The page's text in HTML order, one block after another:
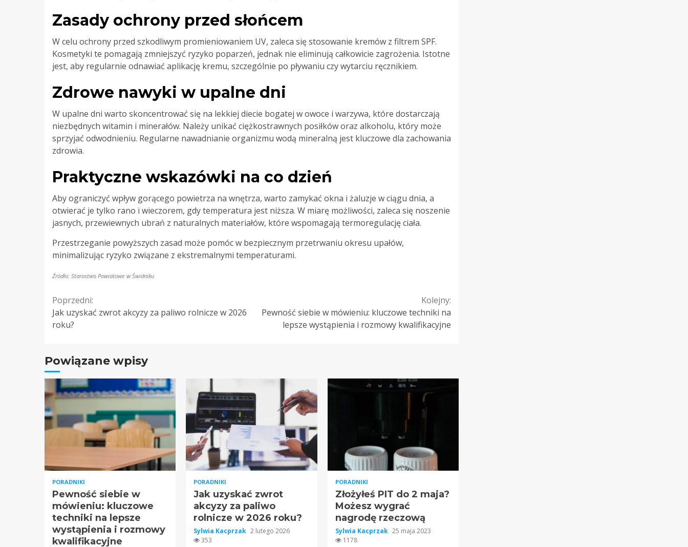
Zasady ochrony przed słońcem
W celu ochrony przed szkodliwym promieniowaniem UV, zaleca się stosowanie kremów z filtrem SPF.
Kosmetyki te pomagają zmniejszyć ryzyko poparzeń, jednak nie eliminują całkowicie zagrożenia. Istotne
jest, aby regularnie odnawiać aplikację kremu, szczególnie po pływaniu czy wytarciu ręcznikiem.
Zdrowe nawyki w upalne dni
W upalne dni warto skoncentrować się na lekkiej diecie bogatej w owoce i warzywa, które dostarczają
niezbędnych witamin i minerałów. Należy unikać ciężkostrawnych posiłków oraz alkoholu, który może
sprzyjać odwodnieniu. Regularne nawadnianie organizmu wodą mineralną jest kluczowe dla zachowania
zdrowia.
Praktyczne wskazówki na co dzień
Aby ograniczyć wpływ gorącego powietrza na wnętrza, warto zamykać okna i żaluzje w ciągu dnia, a
otwierać je tylko rano i wieczorem, gdy temperatura jest niższa. W miarę możliwości, zaleca się noszenie
jasnych, przewiewnych ubrań z naturalnych materiałów, które wspomagają termoregulację ciała.
Przestrzeganie powyższych zasad może pomóc w bezpiecznym przetrwaniu okresu upałów,
minimalizując ryzyko związane z ekstremalnymi temperaturami.
Źródło: Starostwo Powiatowe w Świdniku
Continue
Reading
Poprzedni:
Jak uzyskać zwrot akcyzy za paliwo rolnicze w 2026
roku?
Kolejny:
Pewność siebie w mówieniu: kluczowe techniki na
lepsze wystąpienia i rozmowy kwalifikacyjne
Powiązane wpisy
PORADNIKI
Pewność siebie w
mówieniu: kluczowe
techniki na lepsze
wystąpienia i rozmowy
kwalifikacyjne
PORADNIKI
Jak uzyskać zwrot
akcyzy za paliwo
rolnicze w 2026 roku?
Sylwia Kacprzak 2 lutego 2026
353
PORADNIKI
Złożyłeś PIT do 2 maja?
Możesz wygrać
nagrodę rzeczową
Sylwia Kacprzak 25 maja 2023
1178